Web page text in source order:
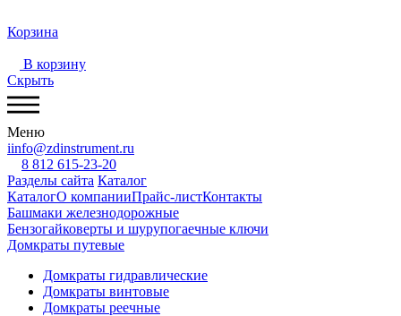
Корзина
В корзину
Скрыть
Меню
iinfo@zdinstrument.ru
8 812 615-23-20
Разделы сайта Каталог
КаталогО компанииПрайс-листКонтакты
Башмаки железнодорожные
Бензогайковерты и шурупогаечные ключи
Домкраты путевые
Домкраты гидравлические
Домкраты винтовые
Домкраты реечные